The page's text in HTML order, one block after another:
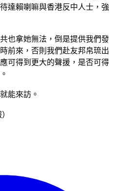
達賴喇嘛與香港反中人士，強
也拿她無法，倒是提供我們發
前來，否則我們赴友邦帛琉出
可得到更大的聲援，是否可得
能來訪。